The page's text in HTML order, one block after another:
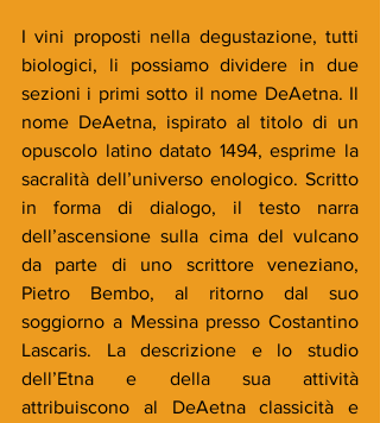
I vini proposti nella degustazione, tutti
biologici, li possiamo dividere in due
sezioni i primi sotto il nome DeAetna. Il
nome DeAetna, ispirato al titolo di un
opuscolo latino datato 1494, esprime la
sacralità dell’universo enologico. Scritto
in forma di dialogo, il testo narra
dell’ascensione sulla cima del vulcano
da parte di uno scrittore veneziano,
Pietro Bembo, al ritorno dal suo
soggiorno a Messina presso Costantino
Lascaris. La descrizione e lo studio
dell’Etna e della sua attività
attribuiscono al DeAetna classicità e